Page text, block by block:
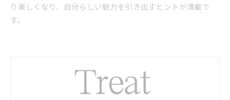
り楽しくなり、自分らしい魅力を引き出すヒントが満載で
す。